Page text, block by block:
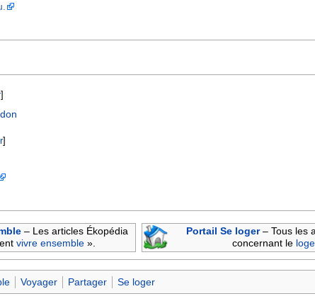
]
]
– Les articles Ékopédia
vivre ensemble».
Portail Se loger– Tous les
concernant le
Voyager Partager Se loger